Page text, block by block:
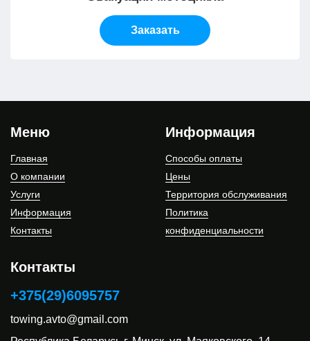
Заказать
Меню
Главная
О компании
Услуги
Информация
Контакты
Информация
Способы оплаты
Цены
Территория обслуживания
Политика
конфиденциальности
Контакты
+375(29)6095757
towing.avto@gmail.com